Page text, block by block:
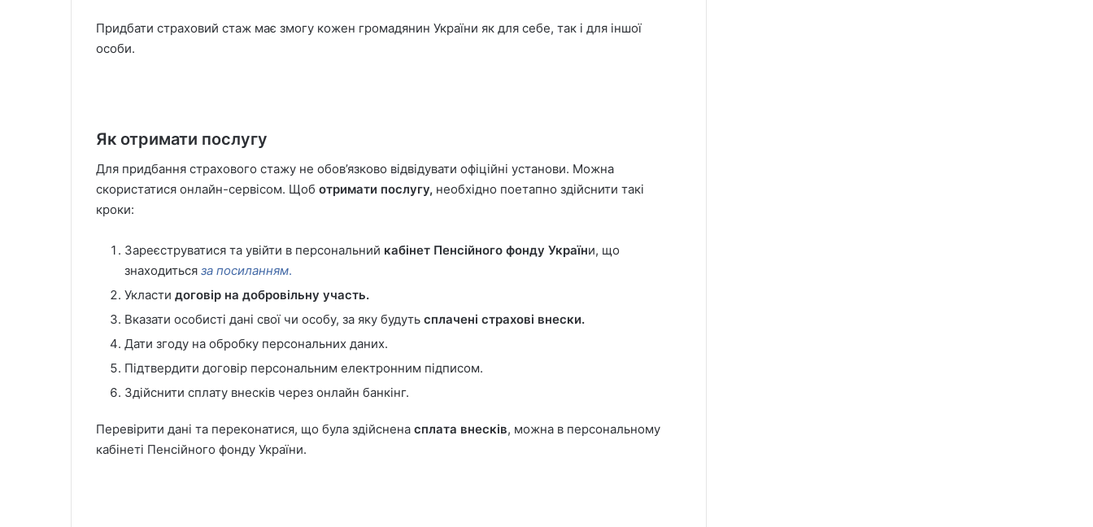
Придбати страховий стаж має змогу кожен громадянин України як для себе, так і для іншої
особи.
Як отримати послугу
Для придбання страхового стажу не обов’язково відвідувати офіційні установи. Можна
скористатися онлайн-сервісом. Щоб отримати послугу, необхідно поетапно здійснити такі
кроки:
Зареєструватися та увійти в персональний кабінет Пенсійного фонду України, що
знаходиться за посиланням.
Укласти договір на добровільну участь.
Вказати особисті дані свої чи особу, за яку будуть сплачені страхові внески.
Дати згоду на обробку персональних даних.
Підтвердити договір персональним електронним підписом.
Здійснити сплату внесків через онлайн банкінг.
Перевірити дані та переконатися, що була здійснена сплата внесків, можна в персональному
кабінеті Пенсійного фонду України.